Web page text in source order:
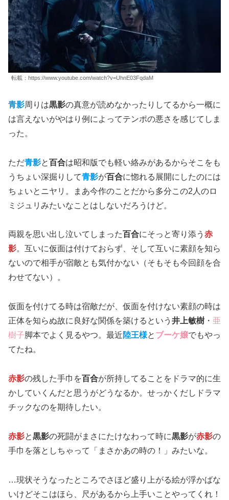
転載：https://www.youtube.com/watch?v=UhnE03FqdaM
青影周りは黒影の真意が読めなかったりしてるから一概に
は言えないがやはり例によってテンポの悪さを感じてしま
った。
ただ青影と百合は昭和版でも軽い絡みがあるからそこをも
うちょい深掘りして青影が百合に惚れる展開にしたのには
ちょいとニヤリ。まあ今作のことだから多分この2人のロ
ミジュリみたいなことはしないだろうけど。
両親を思い出し泣いてしまった 百合にそっと寄り添う 赤
影。互いに仮面は付けておらず、そして互いに素顔を知ら
ないので相手が宿敵とも気付かない（そもそも今回顔を合
わせてない）。
仮面を付けてる時は宿敵だが、仮面を付けない素顔の時は
正体を知らぬ故に良好な関係を築けるという 井上敏樹 ・ 亜
樹子脚本でよく見るやつ。最近陸王様と ブーケ嬢でもやっ
てたね。
赤影の残した手巾を百合が所持してることをドラマ的に生
かしていくんだと思うがどうなるか。せっかくだしドラマ
チックなのを期待したい。
赤影と黒影の死闘がまさにたけなわって時に黒影が赤影の
手巾を落としちゃって「まさかあの時の！」みたいな。
…現状そうなったところでさほど盛り上がる絵が浮かばな
いけどそこはほら、尺があるから上手いことやってくれ！